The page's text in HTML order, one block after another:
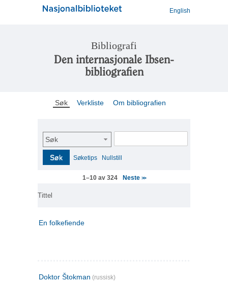
English
Bibliografi
Den internasjonale Ibsen-
bibliografien
Søk Verkliste Om bibliografien
Søk
Søk Søketips Nullstill
1–10 av 324 Neste >>
Tittel
En folkefiende
Doktor Štokman (russisk)